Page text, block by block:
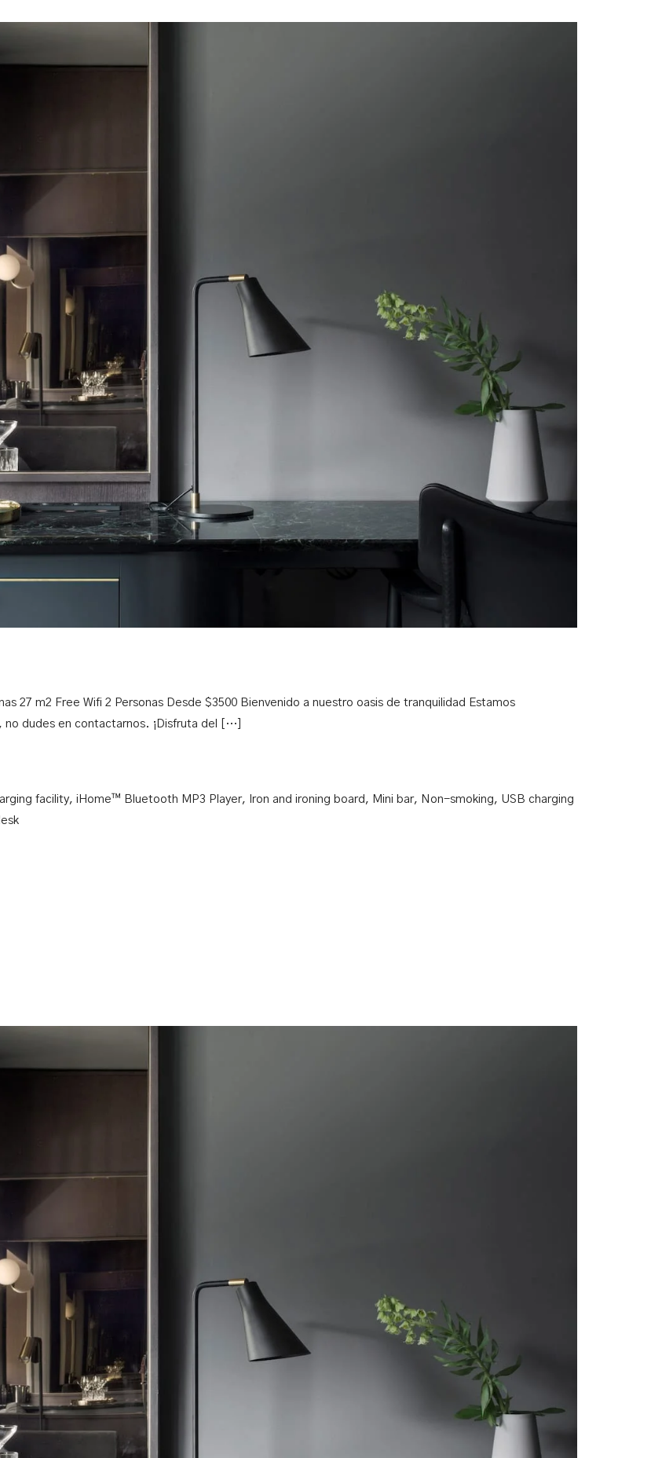
27 m2 Free Wifi 2 Personas Desde $3500 Bienvenido a nuestro oasis de tranquilidad Estamos
dudes en contactarnos. ¡Disfruta del […]
facility, iHome™ Bluetooth MP3 Player, Iron and ironing board , Mini bar, Non-smoking, USB charging